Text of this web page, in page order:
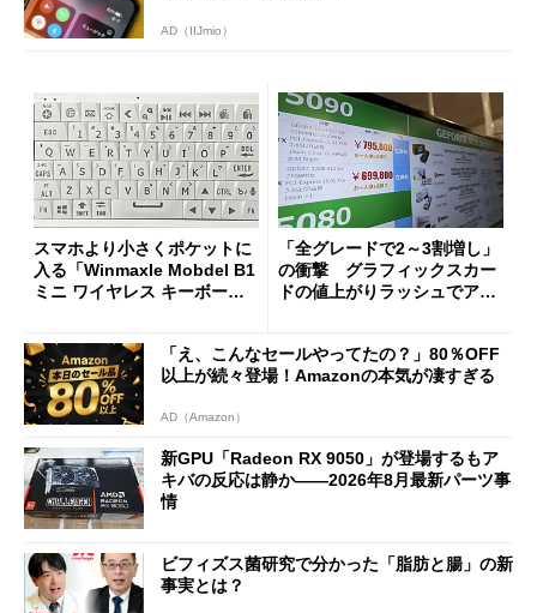
AD（IIJmio）
スマホより小さくポケットに
入る「Winmaxle Mobdel B1
ミニ ワイヤレス キーボー
「全グレードで2～3割増し」
の衝撃 グラフィックスカー
ドの値上がりラッシュでアキ
「え、こんなセールやってたの？」80％OFF
以上が続々登場！Amazonの本気が凄すぎる
AD（Amazon）
新GPU「Radeon RX 9050」が登場するもア
キバの反応は静か――2026年8月最新パーツ事
情
ビフィズス菌研究で分かった「脂肪と腸」の新
事実とは？